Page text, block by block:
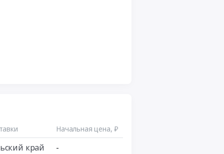
Начальная цена, ₽
край
-